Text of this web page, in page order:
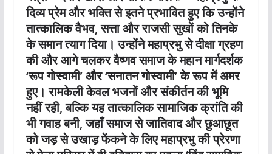
दिव्य प्रेम और भक्ति से इतने प्रभावित हुए कि उन्होंने
तात्कालिक वैभव, सत्ता और राजसी सुखों को तिनके
के समान त्याग दिया। उन्होंने महाप्रभु से दीक्षा ग्रहण
की और आगे चलकर वैष्णव समाज के महान मार्गदर्शक
‘रूप गोस्वामी’ और ‘सनातन गोस्वामी’ के रूप में अमर
हुए। रामकेली केवल भजनों और संकीर्तन की भूमि
नहीं रही, बल्कि यह तात्कालिक सामाजिक क्रांति की
भी गवाह बनी, जहाँ समाज से जातिवाद और छुआछूत
को जड़ से उखाड़ फेंकने के लिए महाप्रभु की प्रेरणा